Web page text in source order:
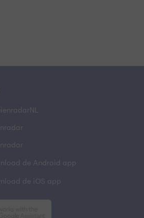
de Android app
de iOS app